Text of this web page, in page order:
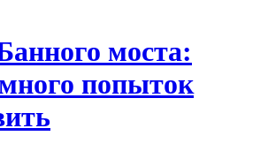
моста:
попыток